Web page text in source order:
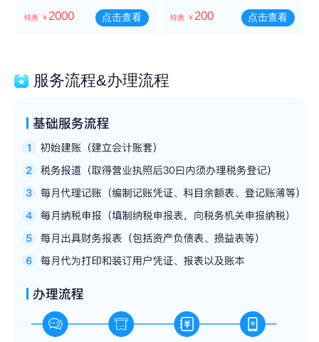
特惠 ￥2000 点击查看 特惠 ￥200 点击查看
服务流程&办理流程